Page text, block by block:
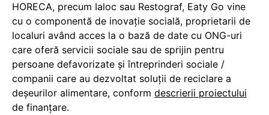
HORECA, precum Ialoc sau Restograf, Eaty Go vine
cu o componentă de inovație socială, proprietarii de
localuri având acces la o bază de date cu ONG-uri
care oferă servicii sociale sau de sprijin pentru
persoane defavorizate și întreprinderi sociale /
companii care au dezvoltat soluții de reciclare a
deșeurilor alimentare, conform descrierii proiectului
de finanțare.